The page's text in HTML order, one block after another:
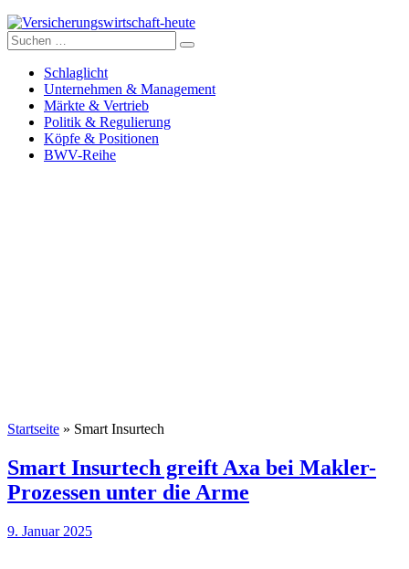
Versicherungswirtschaft-heute
Suche
nach:
Schlaglicht
Unternehmen & Management
Märkte & Vertrieb
Politik & Regulierung
Köpfe & Positionen
BWV-Reihe
Startseite » Smart Insurtech
Smart Insurtech greift Axa bei Makler-
Prozessen unter die Arme
9. Januar 2025